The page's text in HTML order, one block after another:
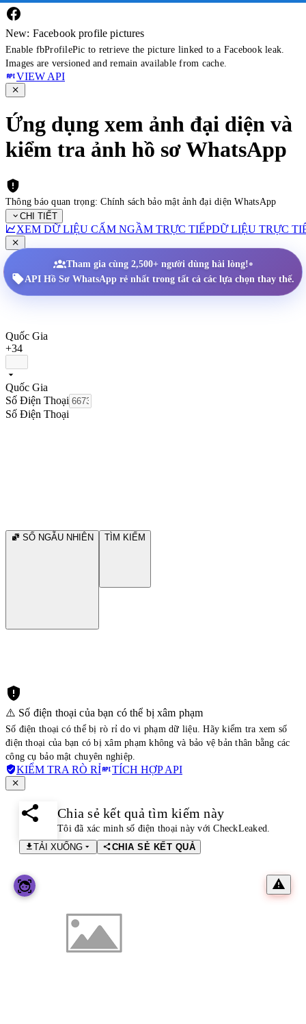
New: Facebook profile pictures
Enable fbProfilePic to retrieve the picture linked to a Facebook leak.
Images are versioned and remain available from cache.
VIEW API
Ứng dụng xem ảnh đại diện và
kiểm tra ảnh hồ sơ WhatsApp
Thông báo quan trọng: Chính sách bảo mật ảnh đại diện WhatsApp
CHI TIẾT
XEM DỮ LIỆU CẤM NGẦM TRỰC TIẾPDỮ LIỆU TRỰC
Tham gia cùng 2,500+ người dùng hài lòng!•
API Hồ Sơ WhatsApp rẻ nhất trong tất cả các lựa chọn thay thế.
Quốc Gia
+34
Quốc Gia
Số Điện Thoại
Số Điện Thoại
SỐ NGẪU NHIÊN TÌM KIẾM
⚠️ Số điện thoại của bạn có thể bị xâm phạm
Số điện thoại có thể bị rò rỉ do vi phạm dữ liệu. Hãy kiểm tra xem số
điện thoại của bạn có bị xâm phạm không và bảo vệ bản thân bằng các
công cụ bảo mật chuyên nghiệp.
KIỂM TRA RÒ RỈ TÍCH HỢP API
Chia sẻ kết quả tìm kiếm này
Tôi đã xác minh số điện thoại này với CheckLeaked.
TẢI XUỐNG
CHIA SẺ KẾT QUẢ